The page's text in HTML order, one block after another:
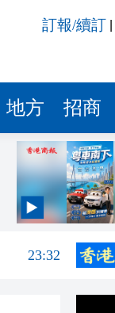
訂報/續訂
地方 招商
23:52
23:32